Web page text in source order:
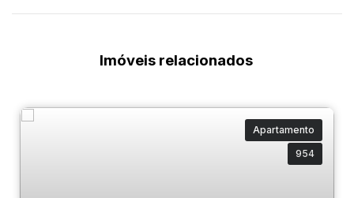
Imóveis relacionados
Apartamento
954